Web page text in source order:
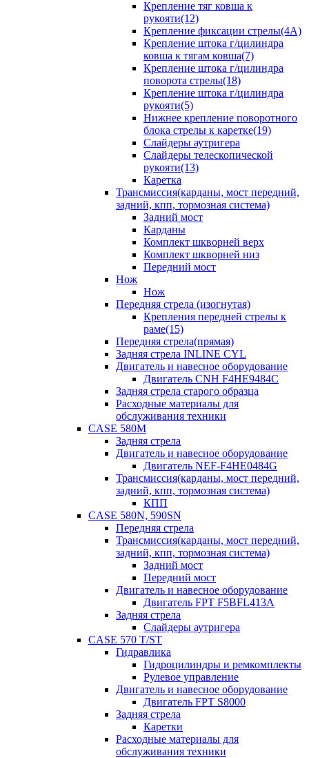
Крепление тяг ковша к
рукояти(12)
Крепление фиксации стрелы(4A)
Крепление штока г/цилиндра
ковша к тягам ковша(7)
Крепление штока г/цилиндра
поворота стрелы(18)
Крепление штока г/цилиндра
рукояти(5)
Нижнее крепление поворотного
блока стрелы к каретке(19)
Слайдеры аутригера
Слайдеры телескопической
рукояти(13)
Каретка
Трансмиссия(карданы, мост передний,
задний, кпп, тормозная система)
Задний мост
Карданы
Комплект шкворней верх
Комплект шкворней низ
Передний мост
Нож
Нож
Передняя стрела (изогнутая)
Крепления передней стрелы к
раме(15)
Передняя стрела(прямая)
Задняя стрела INLINE CYL
Двигатель и навесное оборудование
Двигатель CNH F4HE9484C
Задняя стрела старого образца
Расходные материалы для
обслуживания техники
CASE 580M
Задняя стрела
Двигатель и навесное оборудование
Двигатель NEF-F4HE0484G
Трансмиссия(карданы, мост передний,
задний, кпп, тормозная система)
КПП
CASE 580N, 590SN
Передняя стрела
Трансмиссия(карданы, мост передний,
задний, кпп, тормозная система)
Задний мост
Передний мост
Двигатель и навесное оборудование
Двигатель FPT F5BFL413A
Задняя стрела
Слайдеры аутригера
CASE 570 T/ST
Гидравлика
Гидроцилиндры и ремкомплекты
Рулевое управление
Двигатель и навесное оборудование
Двигатель FPT S8000
Задняя стрела
Каретки
Расходные материалы для
обслуживания техники